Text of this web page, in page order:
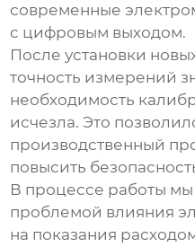
современные
с цифровым выходом.
После установки
точность измерений
необходимость
исчезла. Это
производственный
повысить
В процессе работы мы
проблемой влияния
на показания